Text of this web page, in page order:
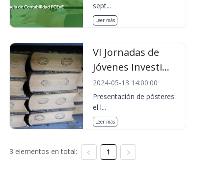
sept...
Leer más
VI Jornadas de
Jóvenes Investi...
2024-05-13 14:00:00
Presentación de pósteres:
el l...
Leer más
3 elementos en total: 1